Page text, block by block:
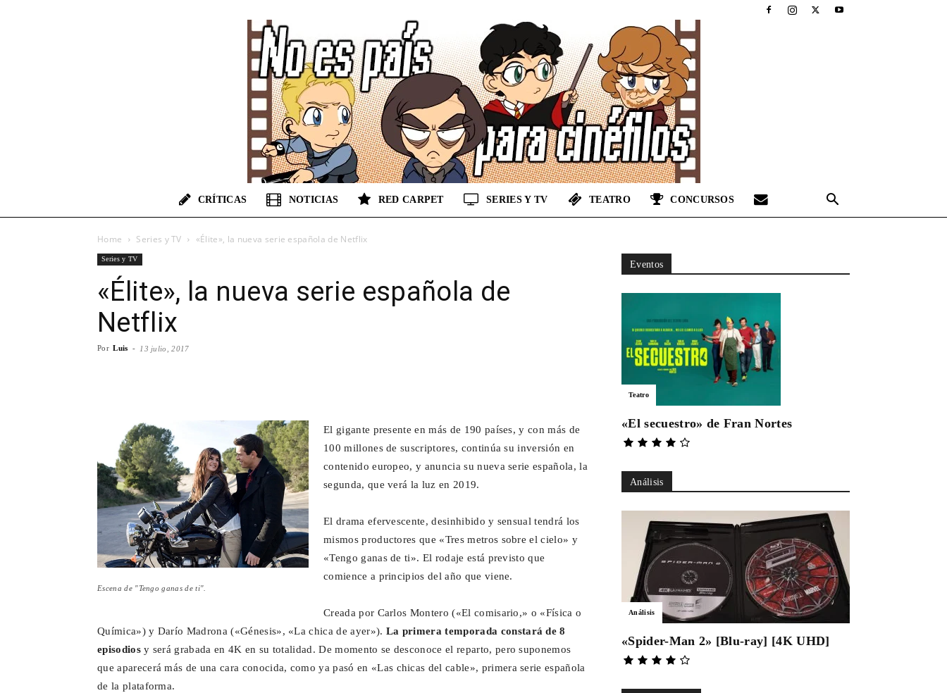
CRÍTICAS NOTICIAS RED CARPET SERIES Y TV TEATRO CONCURSOS
Home Series y TV «Élite», la nueva serie española de Netflix
Series y TV
«Élite», la nueva serie española de
Netflix
Por Luis - 13 julio, 2017
Escena de "Tengo ganas de ti".
El gigante presente en más de 190 países, y con más de
100 millones de suscriptores, continúa su inversión en
contenido europeo, y anuncia su nueva serie española, la
segunda, que verá la luz en 2019.
El drama efervescente, desinhibido y sensual tendrá los
mismos productores que «Tres metros sobre el cielo» y
«Tengo ganas de ti». El rodaje está previsto que
comience a principios del año que viene.
Creada por Carlos Montero («El comisario,» o «Física o
Química») y Darío Madrona («Génesis», «La chica de ayer»). La primera temporada constará de 8
episodiosy será grabada en 4K en su totalidad. De momento se desconoce el reparto, pero suponemos
que aparecerá más de una cara conocida, como ya pasó en «Las chicas del cable», primera serie española
de la plataforma.
Eventos
Teatro
«El secuestro» de Fran Nortes
Análisis
Análisis
«Spider-Man 2» [Blu-ray] [4K UHD]